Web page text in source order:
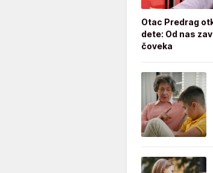
Otac Predrag
dete: Od nas
čoveka